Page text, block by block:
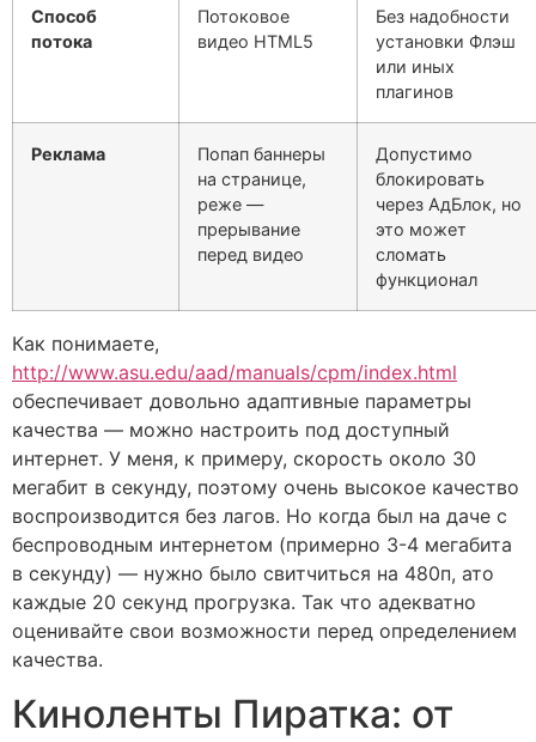
Способ
потока
Потоковое
видео HTML5
Без надобности
установки Флэш
или иных
плагинов
Реклама
Попап баннеры
на странице,
реже —
прерывание
перед видео
Допустимо
блокировать
через АдБлок, но
это может
сломать
функционал
Как понимаете,
http://www.asu.edu/aad/manuals/cpm/index.html
обеспечивает довольно адаптивные параметры
качества — можно настроить под доступный
интернет. У меня, к примеру, скорость около 30
мегабит в секунду, поэтому очень высокое качество
воспроизводится без лагов. Но когда был на даче с
беспроводным интернетом (примерно 3-4 мегабита
в секунду) — нужно было свитчиться на 480п, ато
каждые 20 секунд прогрузка. Так что адекватно
оценивайте свои возможности перед определением
качества.
Киноленты Пиратка: от